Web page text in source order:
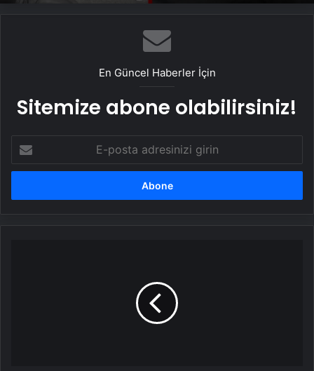
En Güncel Haberler İçin
Sitemize abone olabilirsiniz!
posta
adresinizi